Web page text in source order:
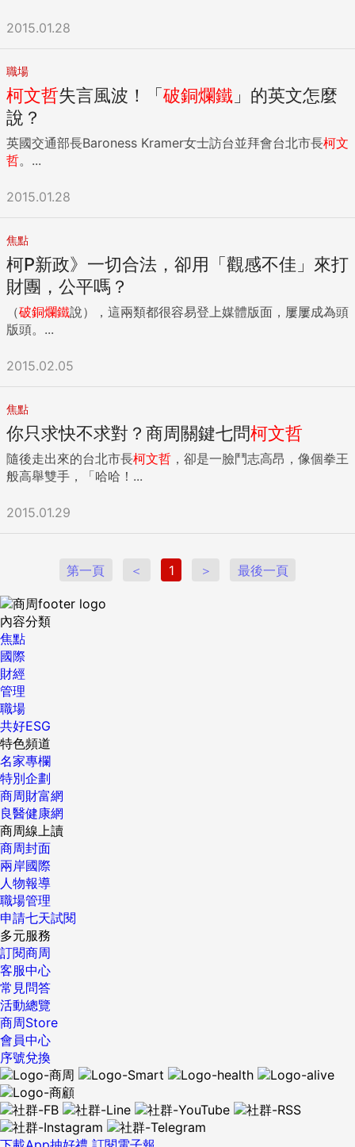
2015.01.28
職場
柯文哲失言風波！「破銅爛鐵 」的英文怎麼
說？
英國交通部長Baroness Kramer女士訪台並拜會台北市長柯文
哲。...
2015.01.28
焦點
柯P新政》一切合法，卻用「觀感不佳」來打
財團，公平嗎？
（破銅爛鐵說），這兩類都很容易登上媒體版面，屢屢成為頭
版頭。...
2015.02.05
焦點
你只求快不求對？商周關鍵七問柯文哲
隨後走出來的台北市長柯文哲 ，卻是一臉鬥志高昂，像個拳王
般高舉雙手，「哈哈！...
2015.01.29
第一頁 ＜ 1 ＞ 最後一頁
內容分類
焦點
國際
財經
管理
職場
共好ESG
特色頻道
名家專欄
特別企劃
商周財富網
良醫健康網
商周線上讀
商周封面
兩岸國際
人物報導
職場管理
申請七天試閱
多元服務
訂閱商周
客服中心
常見問答
活動總覽
商周Store
會員中心
序號兌換